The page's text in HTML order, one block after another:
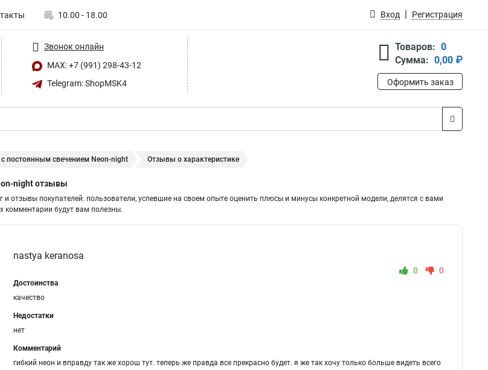
10.00 - 18.00 Вход Регистрация
Звонок онлайн
MAX: +7 (991) 298-43-12
Telegram: ShopMSK4
Товаров: 0
Сумма: 0,00 ₽
Оформить заказ
с постоянным свечением Neon-night Отзывы о характеристике
night отзывы
и отзывы покупателей: пользователи, успевшие на своем опыте оценить плюсы и минусы конкретной модели, делятся с вами
комментарии будут вам полезны.
nastya keranosa
0 0
Достоинства
качество
Недостатки
нет
Комментарий
гибкий неон и вправду так же хорош тут. теперь же правда все прекрасно будет. я же так хочу только больше видеть всего